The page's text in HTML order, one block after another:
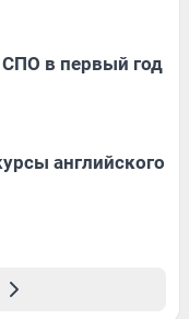
в первый год
английского